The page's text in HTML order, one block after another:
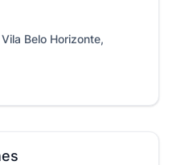
Belo Horizonte,